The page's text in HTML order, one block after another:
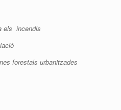
els incendis
forestals urbanitzades